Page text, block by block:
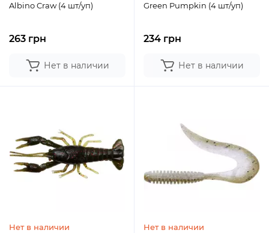
Albino Craw (4 шт/уп)
263 грн
Нет в наличии
Green Pumpkin (4 шт/уп)
234 грн
Нет в наличии
Нет в наличии
Нет в наличии